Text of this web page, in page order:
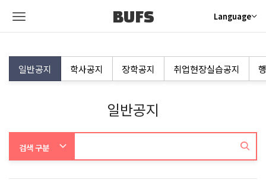
BUFS Language
일반공지 학사공지 장학공지 취업현장실습공지
일반공지